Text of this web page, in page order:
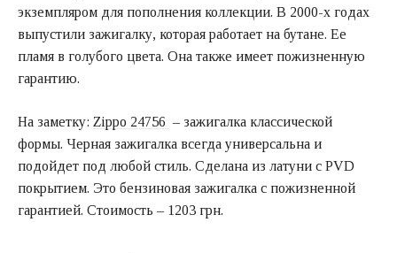
экземпляром для пополнения коллекции. В 2000-х годах
выпустили зажигалку, которая работает на бутане. Ее
пламя в голубого цвета. Она также имеет пожизненную
гарантию.
На заметку: Zippo 24756 – зажигалка классической
формы. Черная зажигалка всегда универсальна и
подойдет под любой стиль. Сделана из латуни с PVD
покрытием. Это бензиновая зажигалка с пожизненной
гарантией. Стоимость – 1203 грн.